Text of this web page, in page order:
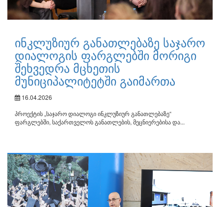
ინკლუზიურ განათლებაზე საჯარო
დიალოგის ფარგლებში მორიგი
შეხვედრა მცხეთის
მუნიციპალიტეტში გაიმართა
16.04.2026
პროექტის „საჯარო დიალოგი ინკლუზიურ განათლებაზე“
ფარგლებში, საქართველოს განათლების, მეცნიერებისა და...